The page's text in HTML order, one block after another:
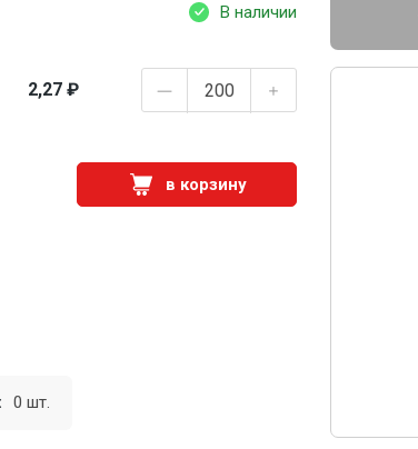
В наличии
2,27 ₽
в корзину
0 шт.